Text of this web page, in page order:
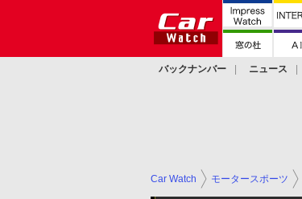
バックナンバー ニュース
Car Watch モータースポーツ